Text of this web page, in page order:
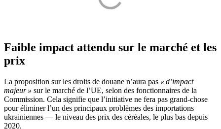
Faible impact attendu sur le marché et les
prix
La proposition sur les droits de douane n’aura pas « d’impact
majeur » sur le marché de l’UE, selon des fonctionnaires de la
Commission. Cela signifie que l’initiative ne fera pas grand-chose
pour éliminer l’un des principaux problèmes des importations
ukrainiennes — le niveau des prix des céréales, le plus bas depuis
2020.